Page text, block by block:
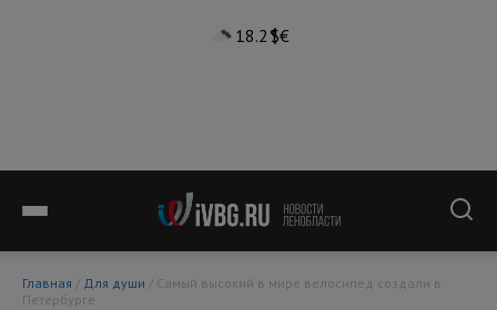
18.2°$€
Главная / Для души
Петербурге